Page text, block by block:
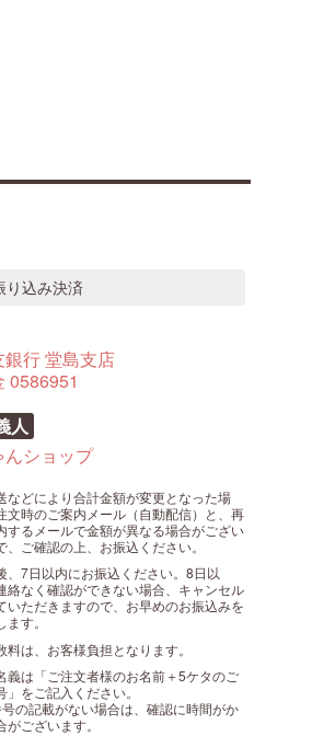
り込み決済
行 堂島支店
0586951
人
んショップ
などにより合計金額が変更となった場
文時のご案内メール（自動配信）と、再
するメールで金額が異なる場合がござい
、ご確認の上、お振込ください。
、7日以内にお振込ください。8日以
絡なく確認ができない場合、キャンセル
いただきますので、お早めのお振込みを
す。
料は、お客様負担となります。
義は「ご注文者様のお名前＋5ケタのご
」をご記入ください。
の記載がない場合は、確認に時間がか
がございます。